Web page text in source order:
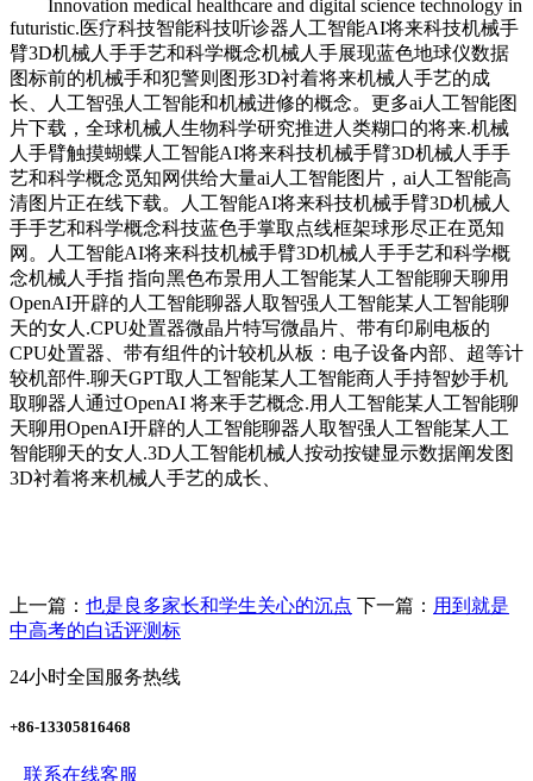
Innovation medical healthcare and digital science technology in
futuristic.医疗科技智能科技听诊器人工智能AI将来科技机械手
臂3D机械人手手艺和科学概念机械人手展现蓝色地球仪数据
图标前的机械手和犯警则图形3D衬着将来机械人手艺的成
长、人工智强人工智能和机械进修的概念。更多ai人工智能图
片下载，全球机械人生物科学研究推进人类糊口的将来.机械
人手臂触摸蝴蝶人工智能AI将来科技机械手臂3D机械人手手
艺和科学概念觅知网供给大量ai人工智能图片，ai人工智能高
清图片正在线下载。人工智能AI将来科技机械手臂3D机械人
手手艺和科学概念科技蓝色手掌取点线框架球形尽正在觅知
网。人工智能AI将来科技机械手臂3D机械人手手艺和科学概
念机械人手指 指向黑色布景用人工智能某人工智能聊天聊用
OpenAI开辟的人工智能聊器人取智强人工智能某人工智能聊
天的女人.CPU处置器微晶片特写微晶片、带有印刷电板的
CPU处置器、带有组件的计较机从板：电子设备内部、超等计
较机部件.聊天GPT取人工智能某人工智能商人手持智妙手机
取聊器人通过OpenAI 将来手艺概念.用人工智能某人工智能聊
天聊用OpenAI开辟的人工智能聊器人取智强人工智能某人工
智能聊天的女人.3D人工智能机械人按动按键显示数据阐发图
3D衬着将来机械人手艺的成长、
上一篇： 也是良多家长和学生关心的沉点 下一篇： 用到就是
中高考的白话评测标
24小时全国服务热线
+86-13305816468
联系在线客服